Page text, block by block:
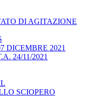
DI AGITAZIONE
DICEMBRE 2021
24/11/2021
SCIOPERO